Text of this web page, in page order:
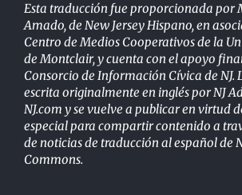
Esta traducción fue proporcionada por
Amado, de New Jersey Hispano, en
Centro de Medios Cooperativos de la
de Montclair, y cuenta con el apoyo
Consorcio de Información Cívica de NJ.
escrita originalmente en inglés por NJ
NJ.com y se vuelve a publicar en virtud
especial para compartir contenido a
de noticias de traducción al español de
Commons.